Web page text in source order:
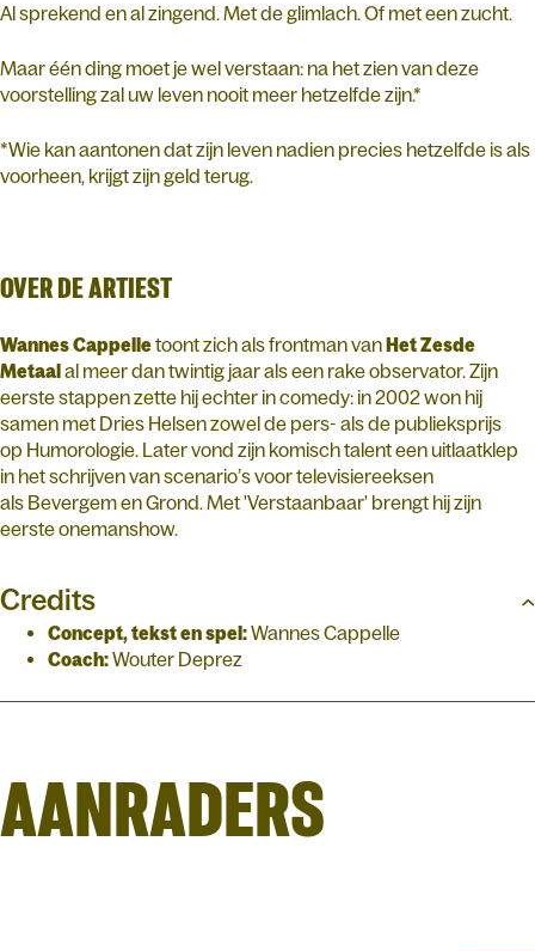
Al sprekend en al zingend. Met de glimlach. Of met een zucht.
Maar één ding moet je wel verstaan: na het zien van deze
voorstelling zal uw leven nooit meer hetzelfde zijn.*
*Wie kan aantonen dat zijn leven nadien precies hetzelfde is als
voorheen, krijgt zijn geld terug.
OVER DE ARTIEST
Wannes Cappelletoont zich als frontman vanHet Zesde
Metaalal meer dan twintig jaar als een rake observator. Zijn
eerste stappen zette hij echter in comedy: in 2002 won hij
samen met Dries Helsen zowel de pers- als de publieksprijs
op Humorologie. Later vond zijn komisch talent een uitlaatklep
in het schrijven van scenario’s voor televisiereeksen
als Bevergem en Grond. Met 'Verstaanbaar' brengt hij zijn
eerste onemanshow.
Credits
Concept, tekst en spel:Wannes Cappelle
Coach:Wouter Deprez
AANRADERS